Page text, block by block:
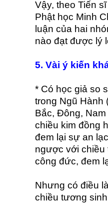
Vậy, theo Tiến
Phật học Minh
luận của hai
nào đạt được lý
5. Vài ý kiến
* Có học giả so
trong Ngũ Hành
Bắc, Đông,
chiều kim đồng
đem lại sự an
ngược với chiều
công đức, đem
Nhưng có điều
chiều tương